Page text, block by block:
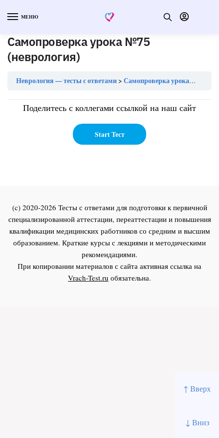
↑ Вверх
↓ Вниз
МЕНЮ
Самопроверка урока №75
(неврология)
Неврология — тесты с ответами Самопроверка урока №75 (неврология)
Поделитесь с коллегами ссылкой на наш сайт
(c) 2020-2026 Тесты с ответами для подготовки к первичной
специализированной аттестации, переаттестации и повышения
квалификации медицинских работников со средним и высшим
образованием. Краткие курсы с лекциями и методическими
рекомендациями.
При копировании материалов с сайта активная ссылка на
Vrach-Test.ru обязательна.